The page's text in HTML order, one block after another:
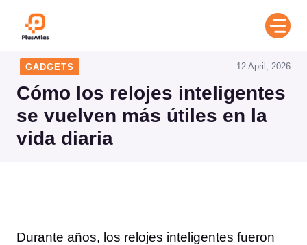
GADGETS
Cómo los relojes inteligentes
se vuelven más útiles en la
vida diaria
12 April, 2026
Durante años, los relojes inteligentes fueron